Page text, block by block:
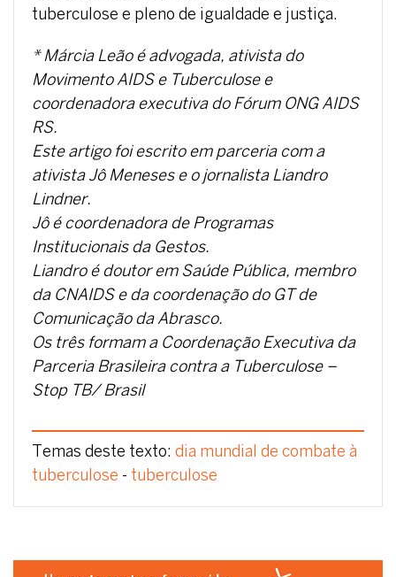
tuberculose e pleno de igualdade e justiça.
* Márcia Leão é advogada, ativista do
Movimento AIDS e Tuberculose e
coordenadora executiva do Fórum ONG AIDS
RS.
Este artigo foi escrito em parceria com a
ativista Jô Meneses e o jornalista Liandro
Lindner.
Jô é coordenadora de Programas
Institucionais da Gestos.
Liandro é doutor em Saúde Pública, membro
da CNAIDS e da coordenação do GT de
Comunicação da Abrasco.
Os três formam a Coordenação Executiva da
Parceria Brasileira contra a Tuberculose –
Stop TB/ Brasil
Temas deste texto: dia mundial de combate à
tuberculose - tuberculose